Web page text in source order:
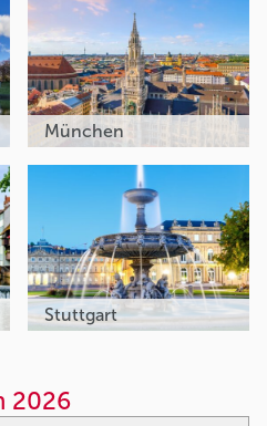
München
Stuttgart
2026